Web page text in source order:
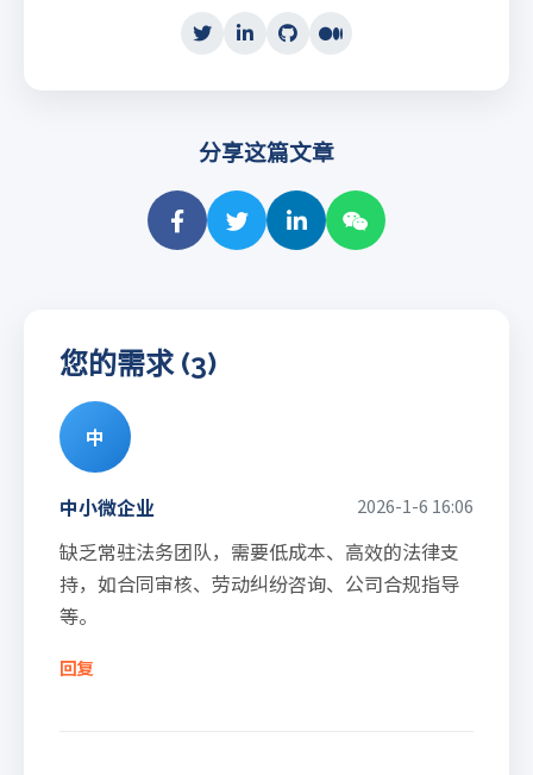
分享这篇文章
您的需求 (3)
中
中小微企业 2026-1-6 16:06
缺乏常驻法务团队，需要低成本、高效的法律支
持，如合同审核、劳动纠纷咨询、公司合规指导
等。
回复